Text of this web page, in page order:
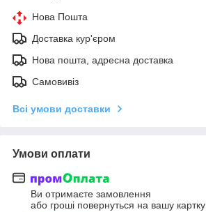
Нова Пошта
Доставка кур'єром
Нова пошта, адресна доставка
Самовивіз
Всі умови доставки
Умови оплати
Ви отримаєте замовлення
або гроші повернуться на вашу картку